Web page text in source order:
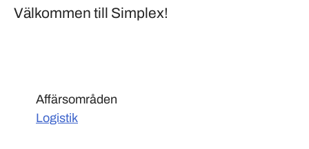
Välkommen till Simplex!
Affärsområden
Logistik